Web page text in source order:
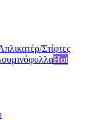
Στίφτες
Hot